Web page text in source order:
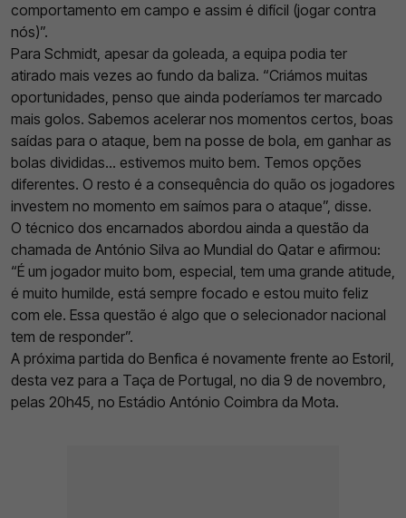
comportamento em campo e assim é difícil (jogar contra
nós)”.
Para Schmidt, apesar da goleada, a equipa podia ter
atirado mais vezes ao fundo da baliza. “Criámos muitas
oportunidades, penso que ainda poderíamos ter marcado
mais golos. Sabemos acelerar nos momentos certos, boas
saídas para o ataque, bem na posse de bola, em ganhar as
bolas divididas... estivemos muito bem. Temos opções
diferentes. O resto é a consequência do quão os jogadores
investem no momento em saímos para o ataque”, disse.
O técnico dos encarnados abordou ainda a questão da
chamada de António Silva ao Mundial do Qatar e afirmou:
“É um jogador muito bom, especial, tem uma grande atitude,
é muito humilde, está sempre focado e estou muito feliz
com ele. Essa questão é algo que o selecionador nacional
tem de responder”.
A próxima partida do Benfica é novamente frente ao Estoril,
desta vez para a Taça de Portugal, no dia 9 de novembro,
pelas 20h45, no Estádio António Coimbra da Mota.